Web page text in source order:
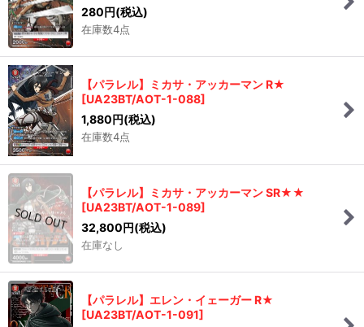
280円(税込)
在庫数4点
【パラレル】ミカサ・アッカーマン R★
[UA23BT/AOT-1-088]
1,880円(税込)
在庫数4点
【パラレル】ミカサ・アッカーマン SR★★
[UA23BT/AOT-1-089]
32,800円(税込)
在庫なし
【パラレル】エレン・イェーガー R★
[UA23BT/AOT-1-091]